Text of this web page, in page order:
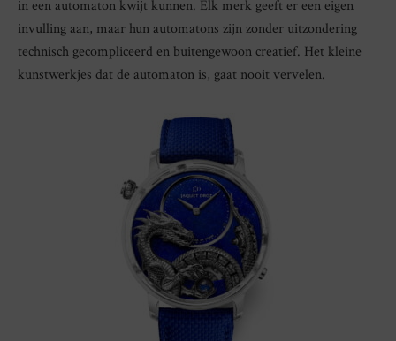
in een automaton kwijt kunnen. Elk merk geeft er een eigen
invulling aan, maar hun automatons zijn zonder uitzondering
technisch gecompliceerd en buitengewoon creatief. Het kleine
kunstwerkjes dat de automaton is, gaat nooit vervelen.